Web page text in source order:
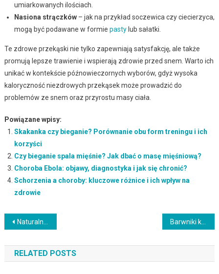
umiarkowanych ilościach.
Nasiona strączków– jak na przykład soczewica czy ciecierzyca,
mogą być podawane w formie pastylub sałatki.
Te zdrowe przekąski nie tylko zapewniają satysfakcję, ale także
promują lepsze trawienie i wspierają zdrowie przed snem. Warto ich
unikać w kontekście późnowieczornych wyborów, gdyż wysoka
kaloryczność niezdrowych przekąsek może prowadzić do
problemów ze snem oraz przyrostu masy ciała.
Powiązane wpisy:
Skakanka czy bieganie? Porównanie obu form treningu i ich
korzyści
Czy bieganie spala mięśnie? Jak dbać o masę mięśniową?
Choroba Ebola: objawy, diagnostyka i jak się chronić?
Schorzenia a choroby: kluczowe różnice i ich wpływ na
zdrowie
Nawigacja
wpisu
Naturalny krem z filtrem – wszystko, co powinieneś wiedzieć Barwniki kosmetyczne – rodzaje, zastosowanie i tworzenie DIY
RELATED POSTS